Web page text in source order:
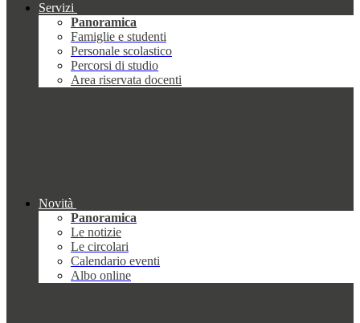
Servizi
Panoramica
Famiglie e studenti
Personale scolastico
Percorsi di studio
Area riservata docenti
Novità
Panoramica
Le notizie
Le circolari
Calendario eventi
Albo online